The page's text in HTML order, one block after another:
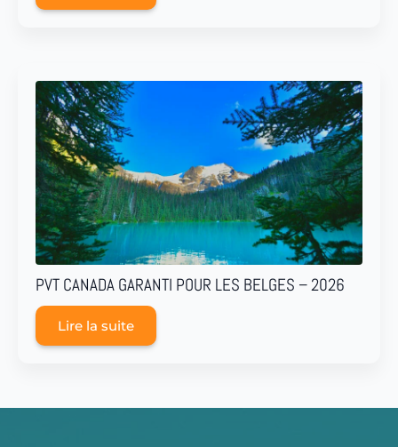
PVT CANADA GARANTI POUR LES BELGES – 2026
Lire la suite